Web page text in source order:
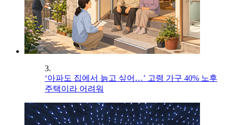
3.
‘아파도 집에서 늙고 싶어…’ 고령 가구 40% 노후
주택이라 어려워